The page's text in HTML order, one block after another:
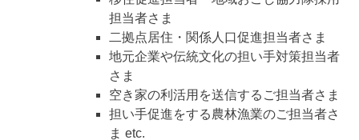
担当者さま
二拠点居住・関係人口促進担当者さま
地元企業や伝統文化の担い手対策担当者
さま
空き家の利活用を送信するご担当者さま
担い手促進をする農林漁業のご担当者さ
ま etc.